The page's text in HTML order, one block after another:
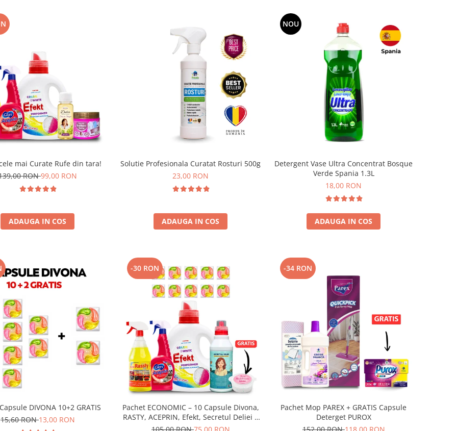
mai Curate Rufe din tara!
RON99,00 RON
ADAUGA IN COS
Solutie Profesionala Curatat Rosturi 500g
23,00 RON
ADAUGA IN COS
NOU
Detergent Vase Ultra Concentrat Bosque
Verde Spania 1.3L
18,00 RON
ADAUGA IN COS
DIVONA 10+2 GRATIS
15,60 RON13,00 RON
-30 RON
Pachet ECONOMIC – 10 Capsule Divona,
RASTY, ACEPRIN, Efekt, Secretul Deliei +
Sare Inalbire GRATIS
-34 RON
Pachet Mop PAREX + GRATIS Capsule
Deterget PUROX